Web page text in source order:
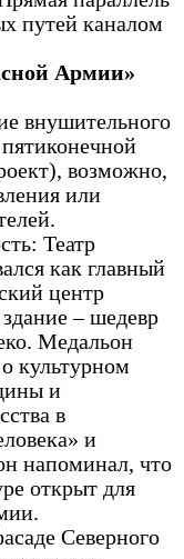
путей каналом
Армии»
внушительного
возможно,
или
Театр
как главный
центр
– шедевр
Медальон
культурном
и
в
и
напоминал, что
открыт для
Северного